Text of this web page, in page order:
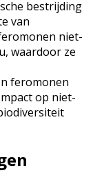
bestrijding
van
niet-
waardoor ze
feromonen
op niet-